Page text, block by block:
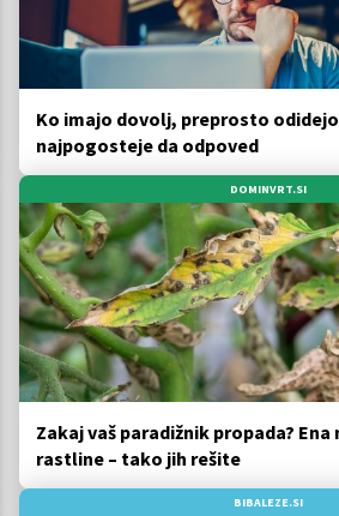
Ko imajo dovolj, preprosto
najpogosteje da odpoved
DOMINVRT.SI
Zakaj vaš paradižnik propada?
rastline – tako jih rešite
BIBALEZE.SI